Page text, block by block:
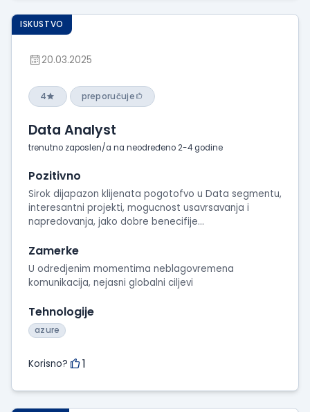
ISKUSTVO
20.03.2025
4 preporučuje
Data Analyst
trenutno zaposlen/a na neodređeno 2-4 godine
Pozitivno
Sirok dijapazon klijenata pogotofvo u Data segmentu,
interesantni projekti, mogucnost usavrsavanja i
napredovanja, jako dobre benecifije...
Zamerke
U odredjenim momentima neblagovremena
komunikacija, nejasni globalni ciljevi
Tehnologije
azure
Korisno? 1